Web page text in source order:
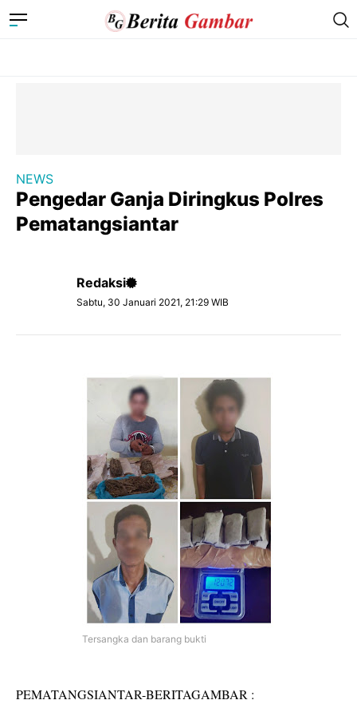
NEWS
Pengedar Ganja Diringkus Polres
Pematangsiantar
Redaksi
Sabtu, 30 Januari 2021, 21:29 WIB
Tersangka dan barang bukti
PEMATANGSIANTAR-BERITAGAMBAR :